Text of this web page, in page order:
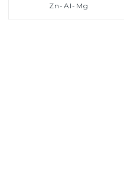
Zn-Al-Mg